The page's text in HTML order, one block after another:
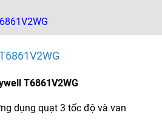
T6861V2WG
dụng quạt 3 tốc độ và van